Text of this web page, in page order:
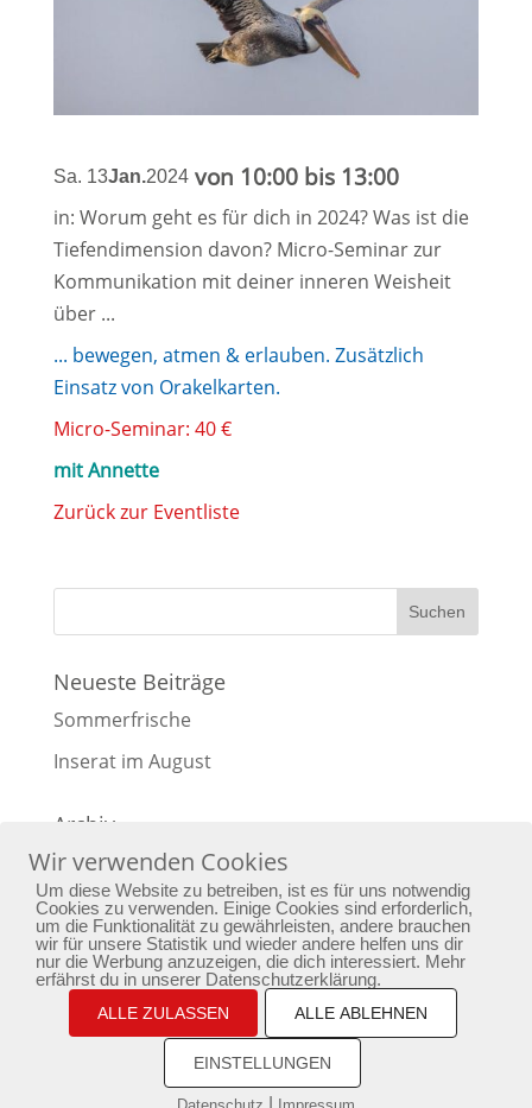
Sa. 13Jan.2024 von 10:00 bis 13:00
in: Worum geht es für dich in 2024? Was ist die
Tiefendimension davon? Micro-Seminar zur
Kommunikation mit deiner inneren Weisheit
über ...
... bewegen, atmen & erlauben. Zusätzlich
Einsatz von Orakelkarten.
Micro-Seminar: 40 €
mit Annette
Zurück zur Eventliste
Neueste Beiträge
Sommerfrische
Inserat im August
Archiv
Archiv
Home Yoga
Bewusstseinstraining
Passion
Aktuelles Newsletter
Kontakt
Impressum
Datenschutz
Wir verwenden Cookies
Um diese Website zu betreiben, ist es für uns notwendig
Cookies zu verwenden. Einige Cookies sind erforderlich,
um die Funktionalität zu gewährleisten, andere brauchen
wir für unsere Statistik und wieder andere helfen uns dir
nur die Werbung anzuzeigen, die dich interessiert. Mehr
erfährst du in unserer Datenschutzerklärung.
ALLE ZULASSEN ALLE ABLEHNEN
EINSTELLUNGEN